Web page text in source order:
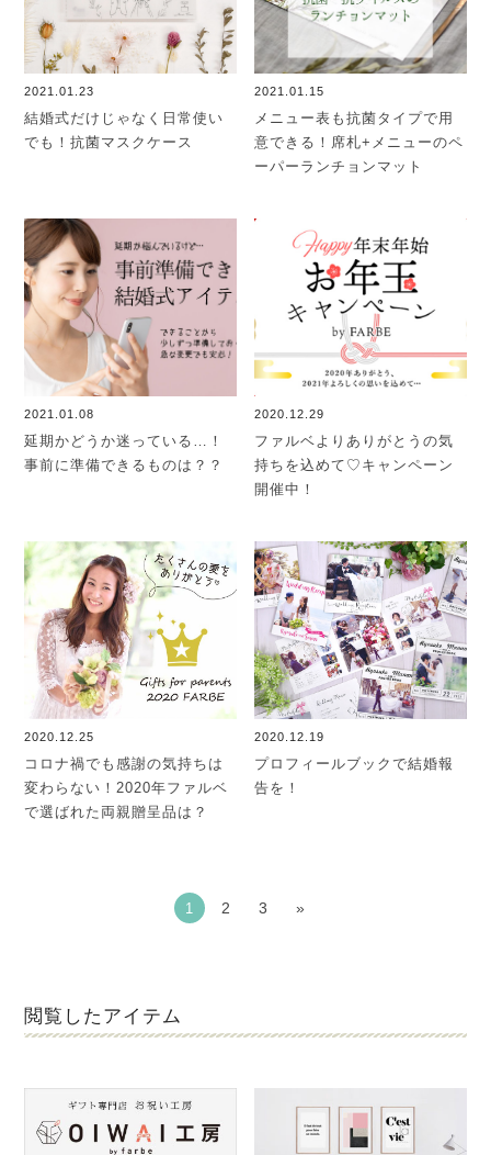
2021.01.23
結婚式だけじゃなく日常使い
でも！抗菌マスクケース
2021.01.15
メニュー表も抗菌タイプで用
意できる！席札+メニューのペ
ーパーランチョンマット
2021.01.08
延期かどうか迷っている…！
事前に準備できるものは？？
2020.12.29
ファルベよりありがとうの気
持ちを込めて♡キャンペーン
開催中！
2020.12.25
コロナ禍でも感謝の気持ちは
変わらない！2020年ファルベ
で選ばれた両親贈呈品は？
2020.12.19
プロフィールブックで結婚報
告を！
1 2 3 »
閲覧したアイテム